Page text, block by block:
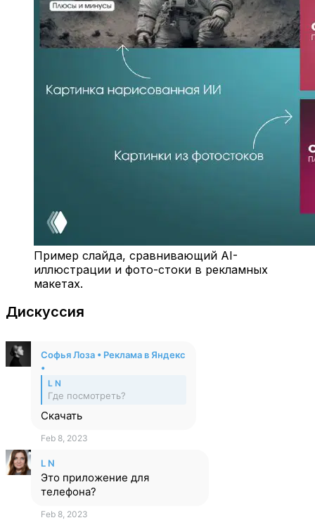
Пример слайда, сравнивающий AI-
иллюстрации и фото-стоки в рекламных
макетах.
Дискуссия
Софья Лоза • Реклама в Яндекс
•
L N
Где посмотреть?
Скачать
Feb 8, 2023
L N
Это приложение для
телефона?
Feb 8, 2023